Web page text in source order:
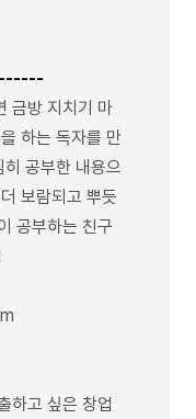
금방 지치기 마
하는 독자를 만
공부한 내용으
보람되고 뿌듯
공부하는 친구
하고 싶은 창업